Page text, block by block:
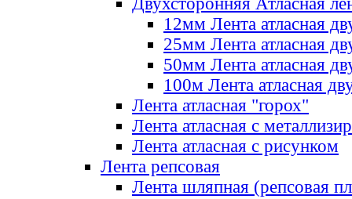
12мм Лента атласная
25мм Лента атласная
50мм Лента атласная
100м Лента атласная
Лента атласная "горох"
Лента атласная с
Лента атласная с рисунком
Лента репсовая
Лента шляпная (репсовая